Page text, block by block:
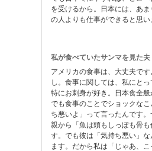
を受けるから。日本には、あ
の人よりも仕事ができると思い
私が食べていたサンマを見た夫
アメリカの食事は、大丈夫で
し。食事に関しては、私にと
特にお刺身が好き。日本食全
でも食事のことでショックな
ち悪いよ」って言ったんです
親から「魚は頭もしっぽも骨
す。でも彼は「気持ち悪い」
ます。だから私は「じゃあ、